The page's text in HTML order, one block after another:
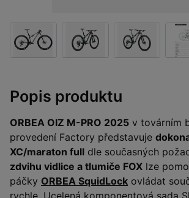
Popis produktu
ORBEA OIZ M-PRO 2025 v továrním
provedení Factory představuje
XC/maraton full dle současných
zdvihu vidlice a tlumiče FOX lze
páčky ORBEA SquidLock ovládat